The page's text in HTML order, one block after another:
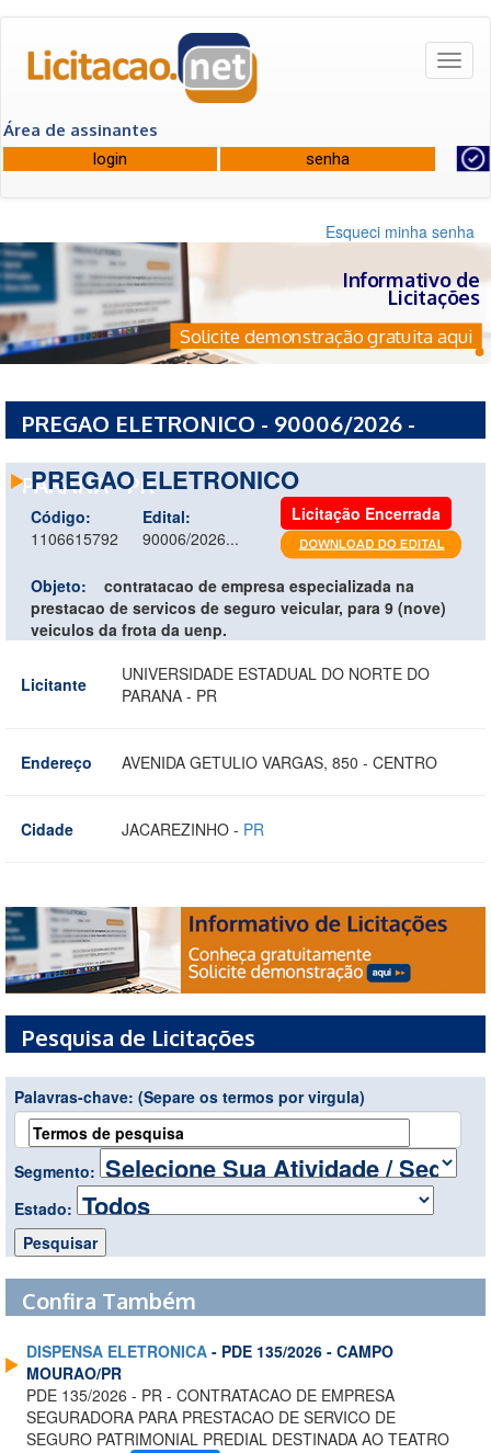
Área de assinantes
Esqueci minha senha
Informativo de
Licitações
Solicite demonstração gratuita aqui
PREGAO ELETRONICO - 90006/2026 -
PARANA - PR
PREGAO ELETRONICO
Código:
1106615792
Edital:
90006/2026...
Licitação Encerrada
Objeto:
contratacao de empresa especializada na
prestacao de servicos de seguro veicular, para 9 (nove)
veiculos da frota da uenp.
Licitante
UNIVERSIDADE ESTADUAL DO NORTE DO
PARANA - PR
Endereço AVENIDA GETULIO VARGAS, 850 - CENTRO
Cidade JACAREZINHO - PR
Pesquisa de Licitações
Palavras-chave: (Separe os termos por virgula)
Segmento:
Estado:
Confira Também
DISPENSA ELETRONICA - PDE 135/2026 - CAMPO
MOURAO/PR
PDE 135/2026 - PR - CONTRATACAO DE EMPRESA
SEGURADORA PARA PRESTACAO DE SERVICO DE
SEGURO PATRIMONIAL PREDIAL DESTINADA AO TEATRO